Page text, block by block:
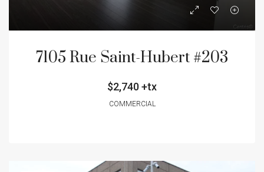
7105 Rue Saint-Hubert #203
$2,740 +tx
COMMERCIAL